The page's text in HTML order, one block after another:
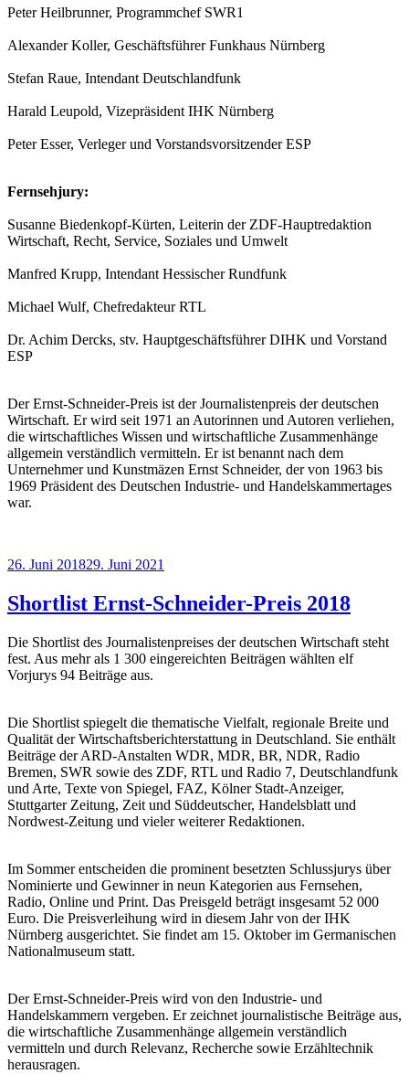
Peter Heilbrunner, Programmchef SWR1
Alexander Koller, Geschäftsführer Funkhaus Nürnberg
Stefan Raue, Intendant Deutschlandfunk
Harald Leupold, Vizepräsident IHK Nürnberg
Peter Esser, Verleger und Vorstandsvorsitzender ESP
Fernsehjury:
Susanne Biedenkopf-Kürten, Leiterin der ZDF-Hauptredaktion
Wirtschaft, Recht, Service, Soziales und Umwelt
Manfred Krupp, Intendant Hessischer Rundfunk
Michael Wulf, Chefredakteur RTL
Dr. Achim Dercks, stv. Hauptgeschäftsführer DIHK und Vorstand
ESP
Der Ernst-Schneider-Preis ist der Journalistenpreis der deutschen
Wirtschaft. Er wird seit 1971 an Autorinnen und Autoren verliehen,
die wirtschaftliches Wissen und wirtschaftliche Zusammenhänge
allgemein verständlich vermitteln. Er ist benannt nach dem
Unternehmer und Kunstmäzen Ernst Schneider, der von 1963 bis
1969 Präsident des Deutschen Industrie- und Handelskammertages
war.
Veröffentlicht
26. Juni 201829. Juni 2021
Shortlist Ernst-Schneider-Preis 2018
Die Shortlist des Journalistenpreises der deutschen Wirtschaft steht
fest. Aus mehr als 1 300 eingereichten Beiträgen wählten elf
Vorjurys 94 Beiträge aus.
Die Shortlist spiegelt die thematische Vielfalt, regionale Breite und
Qualität der Wirtschaftsberichterstattung in Deutschland. Sie enthält
Beiträge der ARD-Anstalten WDR, MDR, BR, NDR, Radio
Bremen, SWR sowie des ZDF, RTL und Radio 7, Deutschlandfunk
und Arte, Texte von Spiegel, FAZ, Kölner Stadt-Anzeiger,
Stuttgarter Zeitung, Zeit und Süddeutscher, Handelsblatt und
Nordwest-Zeitung und vieler weiterer Redaktionen.
Im Sommer entscheiden die prominent besetzten Schlussjurys über
Nominierte und Gewinner in neun Kategorien aus Fernsehen,
Radio, Online und Print. Das Preisgeld beträgt insgesamt 52 000
Euro. Die Preisverleihung wird in diesem Jahr von der IHK
Nürnberg ausgerichtet. Sie findet am 15. Oktober im Germanischen
Nationalmuseum statt.
Der Ernst-Schneider-Preis wird von den Industrie- und
Handelskammern vergeben. Er zeichnet journalistische Beiträge aus,
die wirtschaftliche Zusammenhänge allgemein verständlich
vermitteln und durch Relevanz, Recherche sowie Erzähltechnik
herausragen.